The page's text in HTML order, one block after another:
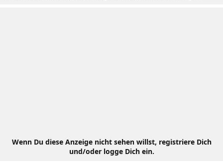
Wenn Du diese Anzeige nicht sehen willst, registriere Dich
und/oder logge Dich ein.